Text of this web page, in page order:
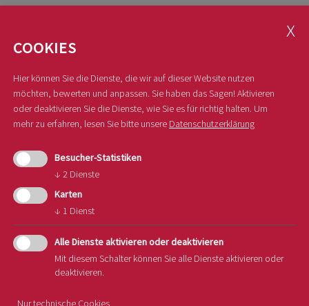
Nachhaltigkeitsstrategie sustainapple, die Umsetzung
von EU-geförderten Projekten sowie Maßnahmen der
Kommunikation. Dazu zählen unter anderem
Messeauftritte im Ausland und Informationsarbeit in
Südtirol. Ein Beispiel dafür ist das Kinderformat „Pauli
sensibilisiert.
Harald Weis betont die Bedeutung des Konsortiums:
„Das Südtiroler Apfelkonsortium ist ein zentraler
Baustein für die Sicherung und Weiterentwicklung
unserer geschützten geografischen Angabe.“
Terlan, den 22. Jänner 2026
COOKIES
Hier können Sie die Dienste, die wir auf dieser Website nutzen
möchten, bewerten und anpassen. Sie haben das Sagen! Aktivieren
oder deaktivieren Sie die Dienste, wie Sie es für richtig halten. Um
mehr zu erfahren, lesen Sie bitte unsere Datenschutzerklärung
Besucher-Statistiken
↓ 2 Dienste
Karten
↓ 1 Dienst
Alle Dienste aktivieren oder deaktivieren
Mit diesem Schalter können Sie alle Dienste aktivieren oder
deaktivieren.
Nur technische Cookies